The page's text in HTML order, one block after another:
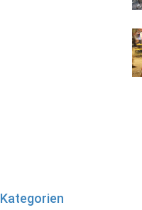
Kategorien